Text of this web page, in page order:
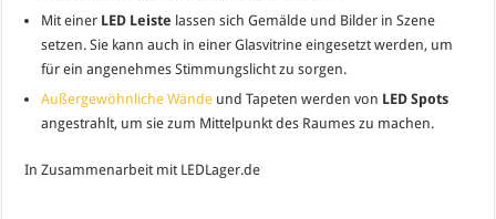
Mit einer LED Leiste lassen sich Gemälde und Bilder in Szene
setzen. Sie kann auch in einer Glasvitrine eingesetzt werden, um
für ein angenehmes Stimmungslicht zu sorgen.
Außergewöhnliche Wände und Tapeten werden von LED Spots
angestrahlt, um sie zum Mittelpunkt des Raumes zu machen.
In Zusammenarbeit mit LEDLager.de